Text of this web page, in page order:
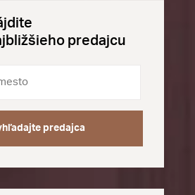
predajcu
predajca